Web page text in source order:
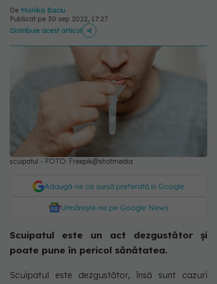
De Monika Baciu
Publicat pe 30 sep 2022, 17:27
Distribuie acest articol
scuipatul - FOTO: Freepik@shotmedia
Adaugă-ne ca sursă preferată în Google
Urmărește-ne pe Google News
Scuipatul este un act dezgustător și
poate pune în pericol sănătatea.
Scuipatul este dezgustător, însă sunt cazuri